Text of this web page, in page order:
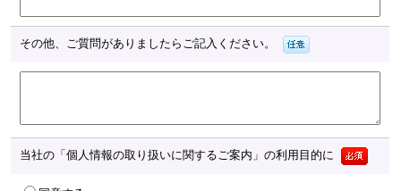
その他、ご質問がありましたらご記入ください。
当社の「個人情報の取り扱いに関するご案内」の利用目的に